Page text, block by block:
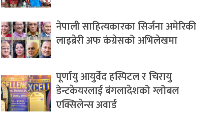
नेपाली साहित्यकारका सिर्जना अमेरिकी
लाइब्रेरी अफ कंग्रेसको अभिलेखमा
पूर्णायु आयुर्वेद हस्पिटल र चिरायु
डेन्टकेयरलाई बंगलादेशको ग्लोबल
एक्सिलेन्स अवार्ड